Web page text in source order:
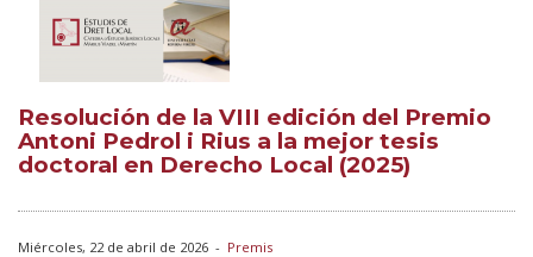
Resolución de la VIII edición del Premio
Antoni Pedrol i Rius a la mejor tesis
doctoral en Derecho Local (2025)
Miércoles, 22 de abril de 2026 - Premis